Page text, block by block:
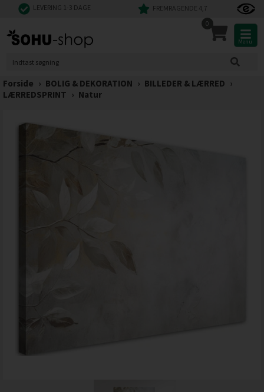
LEVERING 1-3 DAGE FREMRAGENDE 4,7
0
Menu
Forside › BOLIG & DEKORATION › BILLEDER & LÆRRED ›
LÆRREDSPRINT › Natur